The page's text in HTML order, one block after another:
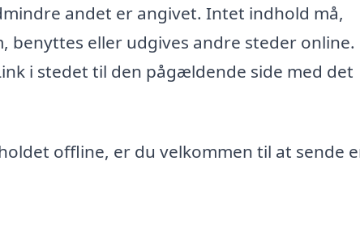
andet er angivet. Intet indhold må,
benyttes eller udgives andre steder
i stedet til den pågældende side med det
offline, er du velkommen til at sende